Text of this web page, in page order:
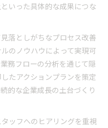
働が組織に与える影響と
材育成が進む理由と実践
活用の新戦略
営判断に与える影響と利
たコンサル活用の成功パ
いった具体的な成果につな
落としがちなプロセス改善
のノウハウによって実現可
務フローの分析を通じて隠
たアクションプランを策定
的な企業成長の土台づくり
ッフへのヒアリングを重視